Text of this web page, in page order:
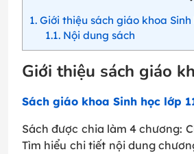
1 Giới thiệu sách giáo khoa
1.1Nội dung sách
Giới thiệu sách giáo
Sách giáo khoa Sinh học lớp
Sách được chia làm 4 chương:
Tìm hiểu chi tiết nội dung